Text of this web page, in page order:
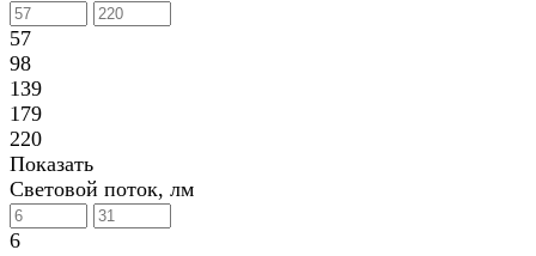
57
98
139
179
220
Показать
Световой поток, лм
6